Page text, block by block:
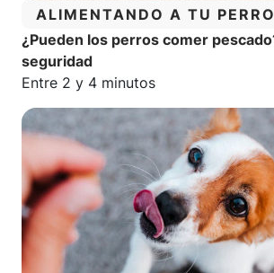
CATEGORÍA:
ALIMENTANDO A TU PERRO
¿Pueden los perros comer
seguridad
Tiempo estimado de lectura:
Entre 2 y 4 minutos